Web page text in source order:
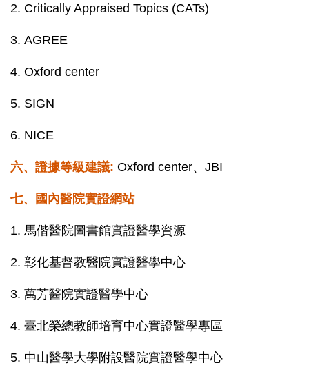
2. Critically Appraised Topics (CATs)
3. AGREE
4. Oxford center
5. SIGN
6. NICE
六、證據等級建議: Oxford center、 JBI
七、 國內醫院實證網站
1. 馬偕醫院圖書館實證醫學資源
2. 彰化基督教醫院實證醫學中心
3. 萬芳醫院實證醫學中心
4. 臺北榮總教師培育中心實證醫學專區
5. 中山醫學大學附設醫院實證醫學中心